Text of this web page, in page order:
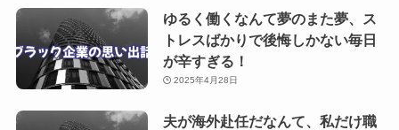
ゆるく働くなんて夢のまた夢、ス
トレスばかりで後悔しかない毎日
が辛すぎる！
2025年4月28日
夫が海外赴任だなんて、私だけ職